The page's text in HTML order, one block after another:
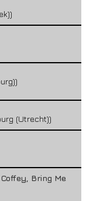
(Utrecht))
Bring Me